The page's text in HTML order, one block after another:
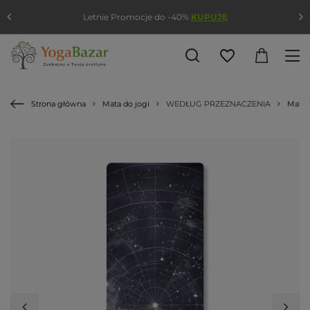
Strona główna Mata do jogi WEDŁUG PRZEZNACZENIA Mata
Letnie Promocje do -40% KUPUJĘ